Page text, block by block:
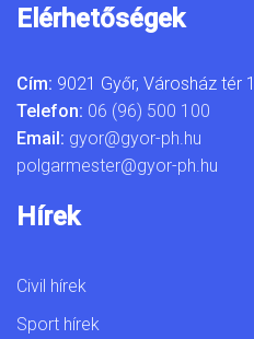
Elérhetőségek
Cím: 9021 Győr, Városház tér 1.
Telefon: 06 (96) 500 100
Email: gyor@gyor-ph.hu
polgarmester@gyor-ph.hu
Hírek
Civil hírek
Sport hírek